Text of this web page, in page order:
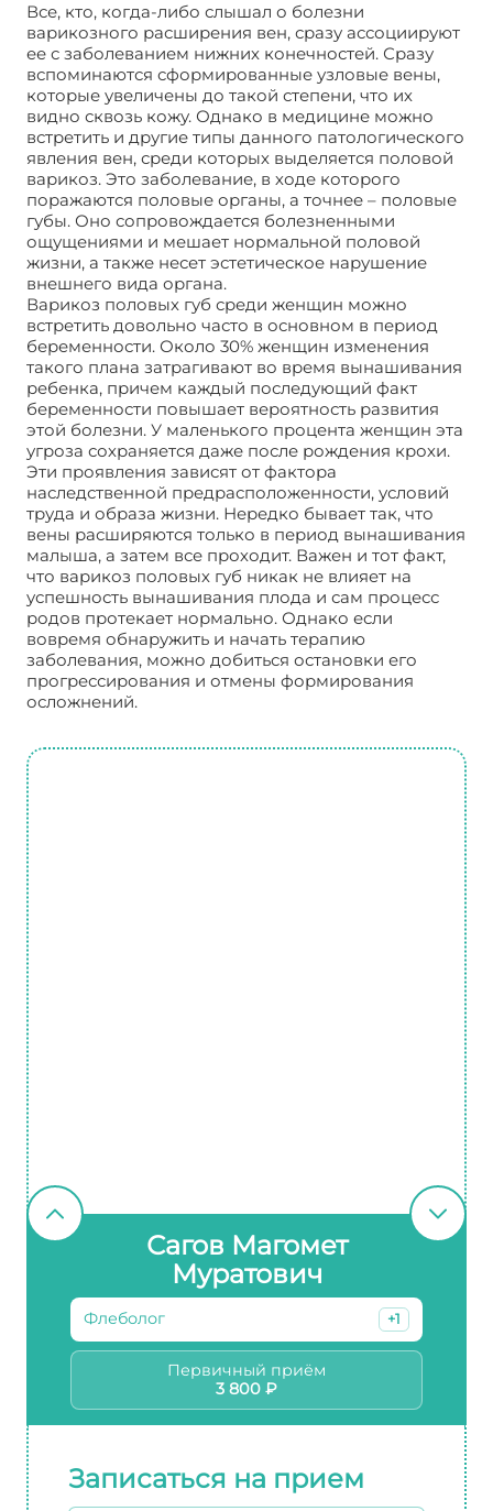
Все, кто, когда-либо слышал о болезни
варикозного расширения вен, сразу ассоциируют
ее с заболеванием нижних конечностей. Сразу
вспоминаются сформированные узловые вены,
которые увеличены до такой степени, что их
видно сквозь кожу. Однако в медицине можно
встретить и другие типы данного патологического
явления вен, среди которых выделяется половой
варикоз. Это заболевание, в ходе которого
поражаются половые органы, а точнее – половые
губы. Оно сопровождается болезненными
ощущениями и мешает нормальной половой
жизни, а также несет эстетическое нарушение
внешнего вида органа.
Варикоз половых губ среди женщин можно
встретить довольно часто в основном в период
беременности. Около 30% женщин изменения
такого плана затрагивают во время вынашивания
ребенка, причем каждый последующий факт
беременности повышает вероятность развития
этой болезни. У маленького процента женщин эта
угроза сохраняется даже после рождения крохи.
Эти проявления зависят от фактора
наследственной предрасположенности, условий
труда и образа жизни. Нередко бывает так, что
вены расширяются только в период вынашивания
малыша, а затем все проходит. Важен и тот факт,
что варикоз половых губ никак не влияет на
успешность вынашивания плода и сам процесс
родов протекает нормально. Однако если
вовремя обнаружить и начать терапию
заболевания, можно добиться остановки его
прогрессирования и отмены формирования
осложнений.
Сагов Магомет
Муратович
Флеболог +1
Первичный приём
3 800 ₽
Записаться на прием